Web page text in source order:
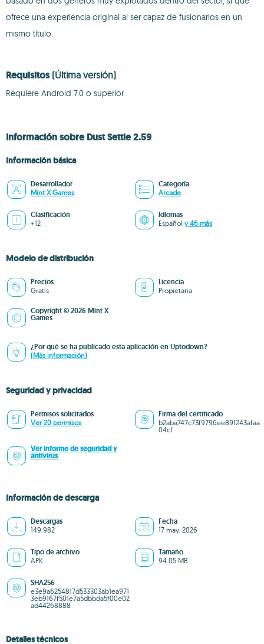
ofrece una experiencia original al ser capaz de fusionarlos en un
mismo título.
Requisitos (Última versión)
Requiere Android 7.0 o superior
Información sobre Dust Settle 2.59
Información básica
Desarrollador
Mint X Games
Categoría
Arcade
Clasificación
+12
Idiomas
Español y 46 más
Modelo de distribución
Precios
Gratis
Licencia
Propietaria
Copyright © 2026 Mint X
Games
¿Por qué se ha publicado esta aplicación en Uptodown?
(Más información)
Seguridad y privacidad
Permisos solicitados
Ver 20 permisos
Firma del certificado
b2aba747c73f9796ee891243afaa
04cf
Ver informe de seguridad y
antivirus
Información de descarga
Descargas
149.982
Fecha
17 may. 2026
Tipo de archivo
APK
Tamaño
94.05 MB
SHA256
e3e9a6254817d533303ab1ea971
3eb9167f501e7a5dbbda5f00e02
ad44268888
Detalles técnicos